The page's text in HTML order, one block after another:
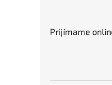
Prijímame